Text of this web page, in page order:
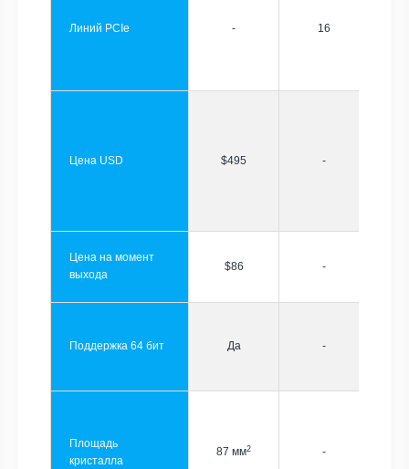
Линий PCIe - 16
Цена USD $495 -
Цена на момент
выхода
$86 -
Поддержка 64 бит Да -
Площадь
кристалла
87 мм2 -